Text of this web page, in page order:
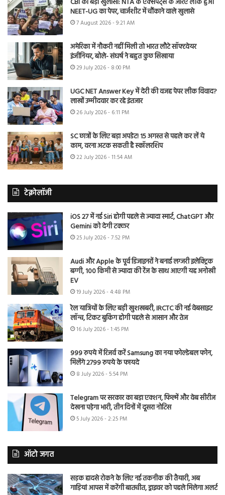
NEET-UG का पेपर, चार्जशीट में चौंकाने वाले खुलासे
7 August 2026 - 9:21 AM
अमेरिका में नौकरी नहीं मिली तो भारत लौटे सॉफ्टवेयर
इंजीनियर, बोले- संघर्ष ने बहुत कुछ सिखाया
29 July 2026 - 8:00 PM
UGC NET Answer Key में देरी की वजह पेपर लीक विवाद?
लाखों उम्मीदवार कर रहे इंतजार
26 July 2026 - 6:11 PM
SC छात्रों के लिए बड़ा अपडेट! 15 अगस्त से पहले कर लें ये
काम, वरना अटक सकती है स्कॉलरशिप
22 July 2026 - 11:54 AM
टेक्नोलॉजी
iOS 27 में नई Siri होगी पहले से ज्यादा स्मार्ट, ChatGPT और
Gemini को देगी टक्कर
25 July 2026 - 7:52 PM
Audi और Apple के पूर्व डिजाइनरों ने बनाई लग्जरी इलेक्ट्रिक
बग्गी, 100 किमी से ज्यादा की रेंज के साथ आएगी यह अनोखी
EV
19 July 2026 - 4:48 PM
रेल यात्रियों के लिए बड़ी खुशखबरी, IRCTC की नई वेबसाइट
लॉन्च, टिकट बुकिंग होगी पहले से आसान और तेज
16 July 2026 - 1:45 PM
999 रुपये में रिजर्व करें Samsung का नया फोल्डेबल फोन,
मिलेंगे 2799 रुपये के फायदे
8 July 2026 - 5:54 PM
Telegram पर सरकार का बड़ा एक्शन, फिल्में और वेब सीरीज
देखना पड़ेगा भारी, तीन दिनों में दूसरा नोटिस
5 July 2026 - 2:25 PM
ऑटो जगत
सड़क हादसे रोकने के लिए नई तकनीक की तैयारी, अब
गाड़ियां आपस में करेंगी बातचीत, ड्राइवर को पहले मिलेगा अलर्ट